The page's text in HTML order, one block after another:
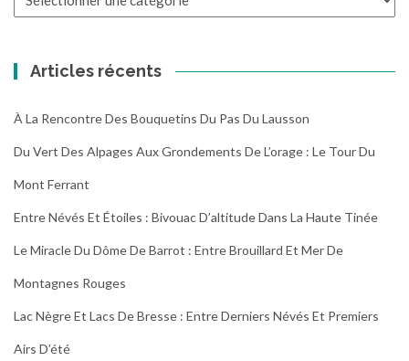
Articles récents
À La Rencontre Des Bouquetins Du Pas Du Lausson
Du Vert Des Alpages Aux Grondements De L’orage : Le Tour Du
Mont Ferrant
Entre Névés Et Étoiles : Bivouac D’altitude Dans La Haute Tinée
Le Miracle Du Dôme De Barrot : Entre Brouillard Et Mer De
Montagnes Rouges
Lac Nègre Et Lacs De Bresse : Entre Derniers Névés Et Premiers
Airs D’été